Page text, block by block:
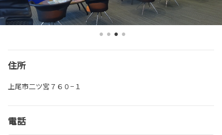
住所
上尾市二ツ宮７６０−１
電話